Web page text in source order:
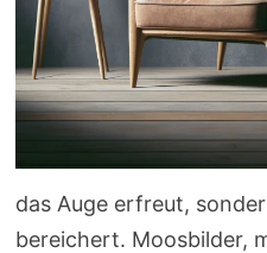
das Auge erfreut,
bereichert. Moosbilder,